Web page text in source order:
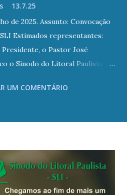
13.7.25
de 2025. Assunto: Convocação
Estimados representantes:
o Pastor José
o Sínodo do Litoral Paulista
de Ocian , sito à
Ocian – Praia Grande/SP,
a partir das 8h00 com
do SLI (Art. 2º, § 2º): “Os
no plenário do Sínodo do
à Mesa as devidas
o livro de atas, relatório,
UM COMENTÁRIO